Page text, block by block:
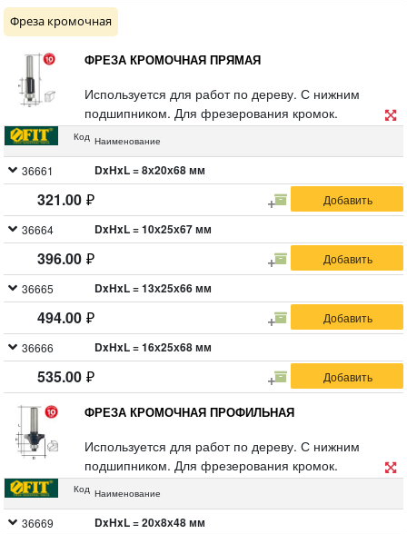
Фреза кромочная
ФРЕЗА КРОМОЧНАЯ ПРЯМАЯ
Используется для работ по дереву. С нижним
подшипником. Для фрезерования кромок.
Цилиндрический хвостовик 8 мм. Материал
режущими вставками. Упаковка: двойной блистер.
Код Наименование
36661 DxHxL = 8х20х68 мм
321.00
36664 DxHxL = 10х25х67 мм
396.00
36665 DxHxL = 13х25х66 мм
494.00
36666 DxHxL = 16х25х68 мм
535.00
ФРЕЗА КРОМОЧНАЯ ПРОФИЛЬНАЯ
Используется для работ по дереву. С нижним
подшипником. Для фрезерования кромок.
Цилиндрический хвостовик 8 мм. Материал:
режущими вставками. Упаковка: двойной блистер.
Код Наименование
36669 DxHxL = 20х8х48 мм